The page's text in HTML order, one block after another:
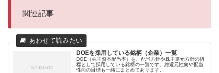
関連記事
DOEを採用している銘柄（企業）一覧
DOE（株主資本配当率）を、配当方針や株主還元方針の指
標として採用している銘柄の一覧です。総還元性向や配当
性向の目標も一緒にまとめてあります。